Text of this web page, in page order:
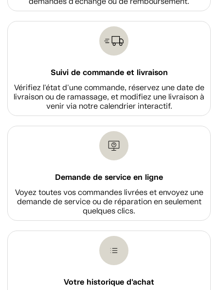
Suivi de commande et livraison
Vérifiez l'état d'une commande, réservez une date de
livraison ou de ramassage, et modifiez une livraison à
venir via notre calendrier interactif.
Demande de service en ligne
Voyez toutes vos commandes livrées et envoyez une
demande de service ou de réparation en seulement
quelques clics.
Votre historique d'achat